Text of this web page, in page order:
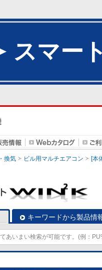
スマー
換気 ビル用マルチエアコン [本
キーワードから製品情